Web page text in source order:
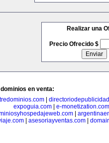
Realizar una
Precio Ofrecido $
en venta:
|
expoguia.com| e-monetization.com
asesoriayventas.com